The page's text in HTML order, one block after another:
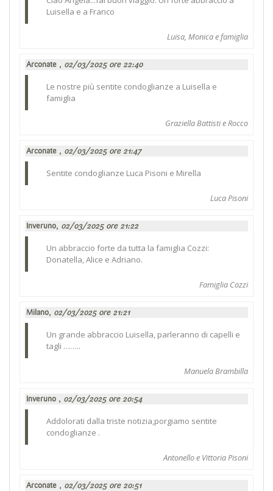
Luisella e a Franco
Luisa, Monica e famiglia
Arconate , 02/03/2025 ore 22:40
Le nostre più sentite condoglianze a Luisella e
famiglia
Graziella Battisti e Rocco
Arconate , 02/03/2025 ore 21:47
Sentite condoglianze Luca Pisoni e Mirella
Luca Pisoni
Inveruno, 02/03/2025 ore 21:22
Un abbraccio forte da tutta la famiglia Cozzi:
Donatella, Alice e Adriano.
Famiglia Cozzi
Milano, 02/03/2025 ore 21:21
Un grande abbraccio Luisella, parleranno di capelli e
tagli ……..
Manuela Brambilla
Inveruno , 02/03/2025 ore 20:54
Addolorati dalla triste notizia,porgiamo sentite
condoglianze .
Antonello e Vittoria Pisoni
Arconate , 02/03/2025 ore 20:51